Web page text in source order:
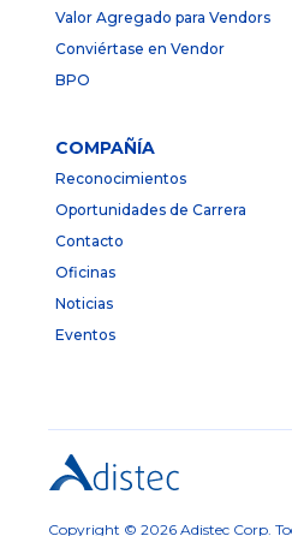
Valor Agregado para Vendors
Conviértase en Vendor
BPO
COMPAÑÍA
Reconocimientos
Oportunidades de Carrera
Contacto
Oficinas
Noticias
Eventos
Copyright © 2026 Adistec Corp.